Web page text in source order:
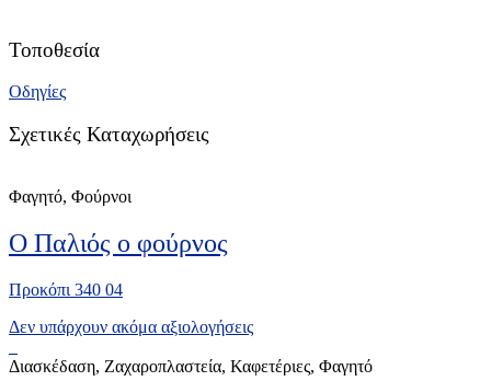
Τοποθεσία
Οδηγίες
Σχετικές Καταχωρήσεις
Φαγητό, Φούρνοι
Ο Παλιός ο φούρνος
Προκόπι 340 04
Δεν υπάρχουν ακόμα αξιολογήσεις
Διασκέδαση, Ζαχαροπλαστεία, Καφετέριες, Φαγητό